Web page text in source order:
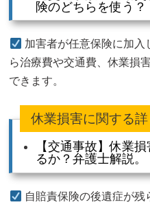
険のどちらを使う？
加害者が任意保険に加
ら治療費や交通費、休業損
できます。
休業損害に関する
【交通事故】休業
るか？弁護士解説。
自賠責保険の後遺症が